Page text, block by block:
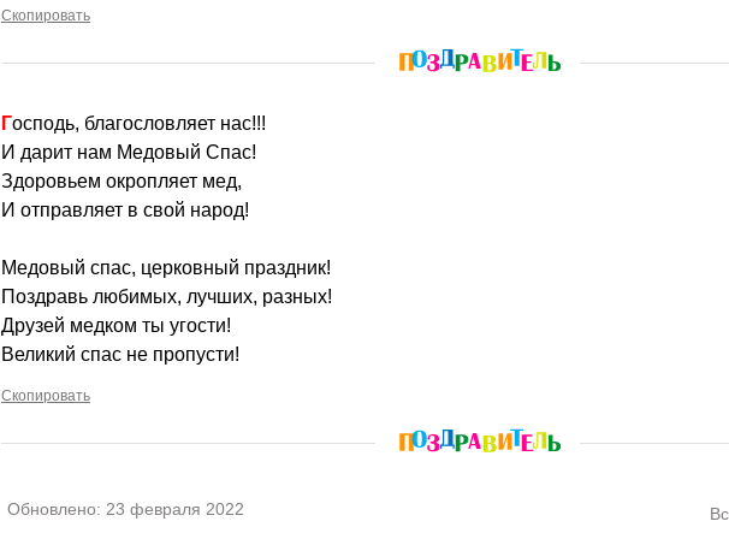
Скопировать
Господь, благословляет нас!!!
И дарит нам Медовый Спас!
Здоровьем окропляет мед,
И отправляет в свой народ!
Медовый спас, церковный праздник!
Поздравь любимых, лучших, разных!
Друзей медком ты угости!
Великий спас не пропусти!
Скопировать
Обновлено: 23 февраля 2022